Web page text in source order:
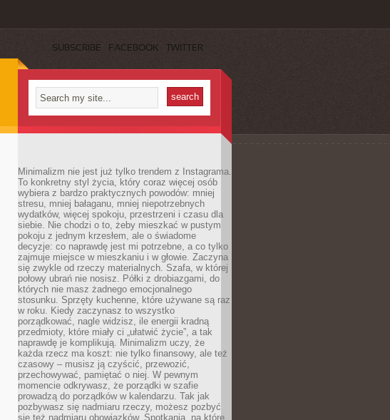
SUBSCRIBE FACEBOOK TWITTER
Minimalizm nie jest już tylko trendem z Instagrama.
To konkretny styl życia, który coraz więcej osób
wybiera z bardzo praktycznych powodów: mniej
stresu, mniej bałaganu, mniej niepotrzebnych
wydatków, więcej spokoju, przestrzeni i czasu dla
siebie. Nie chodzi o to, żeby mieszkać w pustym
pokoju z jednym krzesłem, ale o świadome
decyzje: co naprawdę jest mi potrzebne, a co tylko
zajmuje miejsce w mieszkaniu i w głowie. Zaczyna
się zwykle od rzeczy materialnych. Szafa, w której
połowy ubrań nie nosisz. Półki z drobiazgami, do
których nie masz żadnego emocjonalnego
stosunku. Sprzęty kuchenne, które używane są raz
w roku. Kiedy zaczynasz to wszystko
porządkować, nagle widzisz, ile energii kradną
przedmioty, które miały ci „ułatwić życie”, a tak
naprawdę je komplikują. Minimalizm uczy, że
każda rzecz ma koszt: nie tylko finansowy, ale też
czasowy – musisz ją czyścić, przewozić,
przechowywać, pamiętać o niej. W pewnym
momencie odkrywasz, że porządki w szafie
prowadzą do porządków w kalendarzu. Tak jak
pozbywasz się nadmiaru rzeczy, możesz pozbyć
się też nadmiaru obowiązków. Spotkania, na które